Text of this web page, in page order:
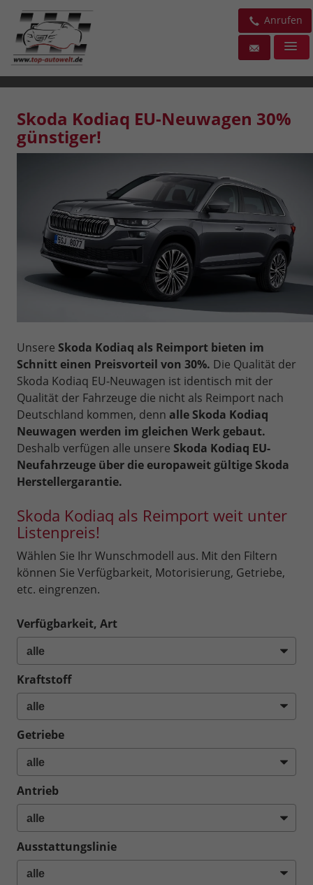
Anrufen
Skoda Kodiaq EU-Neuwagen 30%
günstiger!
Unsere Skoda Kodiaq als Reimport bieten im
Schnitt einen Preisvorteil von 30%. Die Qualität der
Skoda Kodiaq EU-Neuwagen ist identisch mit der
Qualität der Fahrzeuge die nicht als Reimport nach
Deutschland kommen, denn alle Skoda Kodiaq
Neuwagen werden im gleichen Werk gebaut.
Deshalb verfügen alle unsere Skoda Kodiaq EU-
Neufahrzeuge über die europaweit gültige Skoda
Herstellergarantie.
Skoda Kodiaq als Reimport weit unter
Listenpreis!
Wählen Sie Ihr Wunschmodell aus. Mit den Filtern
können Sie Verfügbarkeit, Motorisierung, Getriebe,
etc. eingrenzen.
Verfügbarkeit, Art
Kraftstoff
Getriebe
Antrieb
Ausstattungslinie